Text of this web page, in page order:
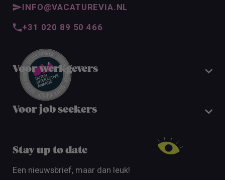
INFO@VACATUREVIA.NL
+31 020 89 50 466
Voor werkgevers
Voor job seekers
Stay up to date
Een nieuwsbrief, maar dan leuk!